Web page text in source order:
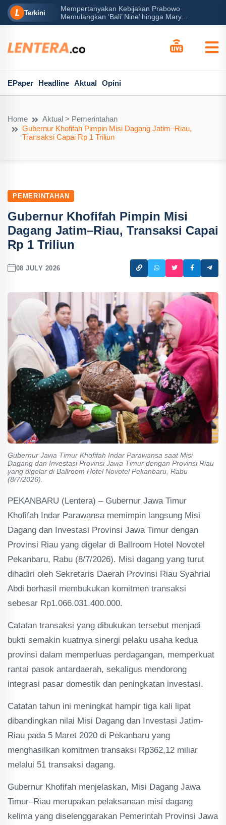
Terkini
Mempertanyakan Kebijakan Prabowo
Memulangkan ‘Bali’ Nine’ hingga Mary...
EPaper Headline Aktual Opini
Home
Aktual > Pemerintahan
Gubernur Khofifah Pimpin Misi Dagang Jatim–Riau,
Transaksi Capai Rp 1 Triliun
PEMERINTAHAN
Gubernur Khofifah Pimpin Misi
Dagang Jatim–Riau, Transaksi Capai
Rp 1 Triliun
08 JULY 2026
Gubernur Jawa Timur Khofifah Indar Parawansa saat Misi
Dagang dan Investasi Provinsi Jawa Timur dengan Provinsi Riau
yang digelar di Ballroom Hotel Novotel Pekanbaru, Rabu
(8/7/2026).
PEKANBARU (Lentera) – Gubernur Jawa Timur
Khofifah Indar Parawansa memimpin langsung Misi
Dagang dan Investasi Provinsi Jawa Timur dengan
Provinsi Riau yang digelar di Ballroom Hotel Novotel
Pekanbaru, Rabu (8/7/2026). Misi dagang yang turut
dihadiri oleh Sekretaris Daerah Provinsi Riau Syahrial
Abdi berhasil membukukan komitmen transaksi
sebesar Rp1.066.031.400.000.
Catatan transaksi yang dibukukan tersebut menjadi
bukti semakin kuatnya sinergi pelaku usaha kedua
provinsi dalam memperluas perdagangan, memperkuat
rantai pasok antardaerah, sekaligus mendorong
integrasi pasar domestik dan peningkatan investasi.
Catatan tahun ini meningkat hampir tiga kali lipat
dibandingkan nilai Misi Dagang dan Investasi Jatim-
Riau pada 5 Maret 2020 di Pekanbaru yang
menghasilkan komitmen transaksi Rp362,12 miliar
melalui 51 transaksi dagang.
Gubernur Khofifah menjelaskan, Misi Dagang Jawa
Timur–Riau merupakan pelaksanaan misi dagang
kelima yang diselenggarakan Pemerintah Provinsi Jawa